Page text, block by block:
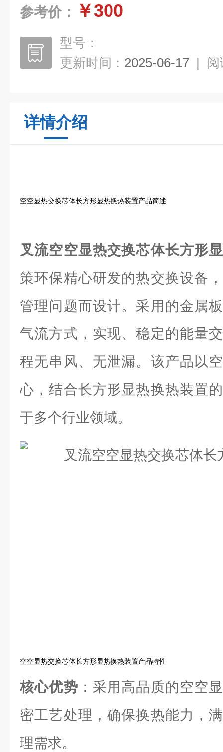
参考价： ￥300
型号：
更新时间： 2025-06-17 | 阅
详情介绍
空空显热交换芯体长方形显热换热装置产品简述
叉流空空显热交换芯体长方形
策环保精心研发的热交换设备
管理问题而设计。采用的金属
气流方式，实现、稳定的能量
程无串风、无泄漏。该产品以
心，结合长方形显热换热装置
于多个行业领域。
空空显热交换芯体长方形显热换热装置产品特性
核心优势 ：采用高品质的空空
密工艺处理，确保换热能力，
理需求。